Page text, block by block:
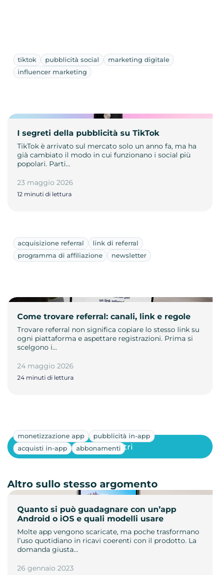
tiktok pubblicità social
marketing digitale
influencer marketing
I segreti della pubblicità su TikTok
TikTok è arrivato sul mercato solo un anno fa, ma ha
già cambiato il modo in cui funzionano i social più
popolari. Parti…
23 maggio 2026
12 minuti di lettura
acquisizione referral
link di referral
programma di affiliazione
newsletter
Come trovare referral: canali, link e regole
Trovare referral non significa copiare lo stesso link su
ogni piattaforma e aspettare registrazioni. Prima si
scelgono i…
24 maggio 2026
24 minuti di lettura
monetizzazione app
pubblicità in-app
acquisti in-app
abbonamenti
Quanto si può guadagnare con un’app
Android o iOS e quali modelli usare
Molte app vengono scaricate, ma poche trasformano
l’uso quotidiano in ricavi coerenti con il prodotto. La
domanda giusta…
26 gennaio 2023
Mostra altri
Altro sullo stesso argomento